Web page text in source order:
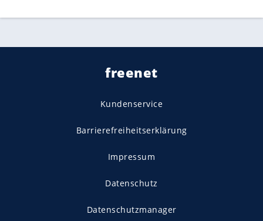
freenet
Kundenservice
Barrierefreiheitserklärung
Impressum
Datenschutz
Datenschutzmanager